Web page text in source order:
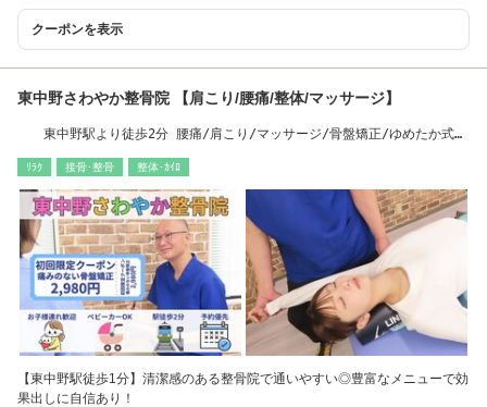
クーポンを表示
東中野さわやか整骨院 【肩こり/腰痛/整体/マッサージ】
東中野駅より徒歩2分 腰痛/肩こり/マッサージ/骨盤矯正/ゆめたか式骨
ﾘﾗｸ 接骨･整骨 整体･ｶｲﾛ
【東中野駅徒歩1分】清潔感のある整骨院で通いやすい◎豊富なメニューで効
果出しに自信あり！